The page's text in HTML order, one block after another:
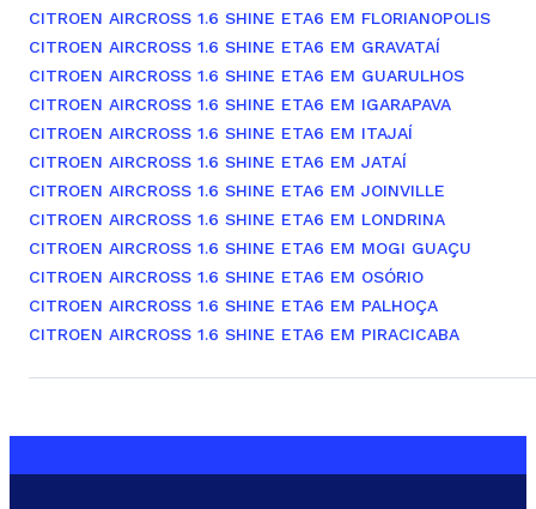
CITROEN AIRCROSS 1.6 SHINE ETA6 EM FLORIANOPOLIS
CITROEN AIRCROSS 1.6 SHINE ETA6 EM GRAVATAÍ
CITROEN AIRCROSS 1.6 SHINE ETA6 EM GUARULHOS
CITROEN AIRCROSS 1.6 SHINE ETA6 EM IGARAPAVA
CITROEN AIRCROSS 1.6 SHINE ETA6 EM ITAJAÍ
CITROEN AIRCROSS 1.6 SHINE ETA6 EM JATAÍ
CITROEN AIRCROSS 1.6 SHINE ETA6 EM JOINVILLE
CITROEN AIRCROSS 1.6 SHINE ETA6 EM LONDRINA
CITROEN AIRCROSS 1.6 SHINE ETA6 EM MOGI GUAÇU
CITROEN AIRCROSS 1.6 SHINE ETA6 EM OSÓRIO
CITROEN AIRCROSS 1.6 SHINE ETA6 EM PALHOÇA
CITROEN AIRCROSS 1.6 SHINE ETA6 EM PIRACICABA